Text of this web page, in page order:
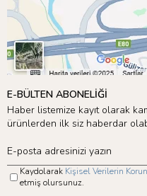
E-BÜLTEN ABONELİĞİ
Haber listemize kayıt olarak
ürünlerden ilk siz haberdar
Kaydolarak Kişisel Verilerin
etmiş olursunuz.